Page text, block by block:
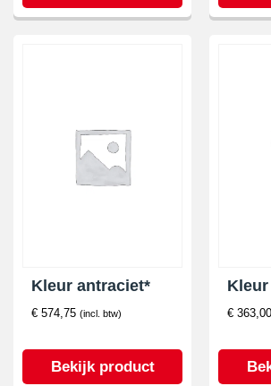
Kleur antraciet*
€ 574,75 (incl. btw)
Bekijk product
€ 363,00